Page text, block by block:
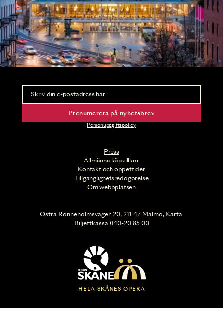
Press
Allmänna köpvillkor
Kontakt och öppettider
Tillgänglighetsredogörelse
Om webbplatsen
Nyhetsbrev
Ta del av förhandsinformation och biljettsläpp.
Prenumerera på nyhetsbrev
Personuppgiftspolicy
HELA SKÅNES OPERA
Östra Rönneholmsvägen 20, 211 47 Malmö, Karta
Biljettkassa 040-20 85 00